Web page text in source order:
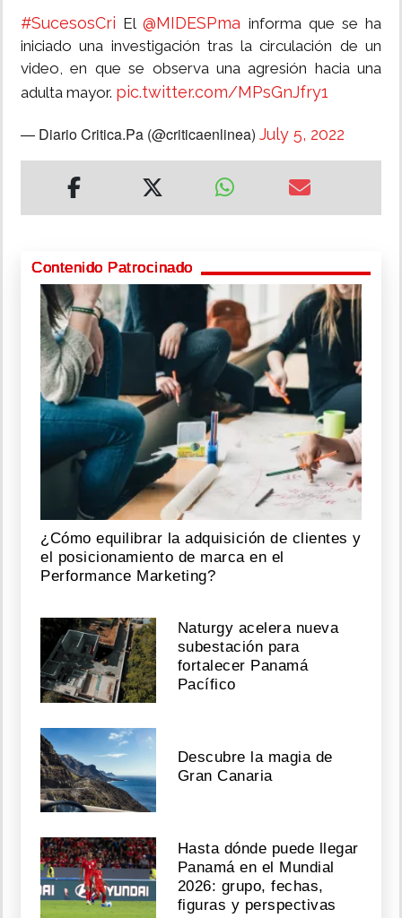
#SucesosCri El@MIDESPma informa que se ha
iniciado una investigación tras la circulación de un
video, en que se observa una agresión hacia una
adulta mayor. pic.twitter.com/MPsGnJfry1
— Diario Critica.Pa (@criticaenlinea) July 5, 2022
Contenido Patrocinado
¿Cómo equilibrar la adquisición de clientes y
el posicionamiento de marca en el
Performance Marketing?
Naturgy acelera nueva
subestación para
fortalecer Panamá
Pacífico
Descubre la magia de
Gran Canaria
Hasta dónde puede llegar
Panamá en el Mundial
2026: grupo, fechas,
figuras y perspectivas